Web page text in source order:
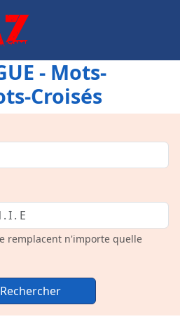
- Mots-
Croisés
remplacent n'importe quelle
Rechercher